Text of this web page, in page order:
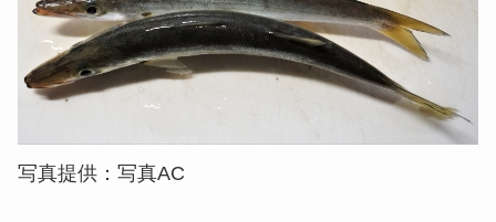
写真提供：写真AC